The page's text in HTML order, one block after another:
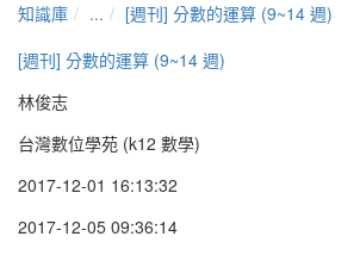
知識庫 ...
[週刊] 分數的運算 (9~14 週)
[週刊] 分數的運算 (9~14 週)
林俊志
台灣數位學苑 (k12 數學)
2017-12-01 16:13:32
2017-12-05 09:36:14